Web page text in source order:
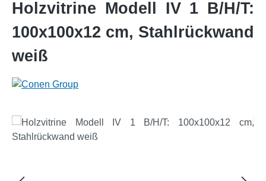
Holzvitrine Modell IV 1 B/H/T:
100x100x12 cm, Stahlrückwand
weiß
Bildergalerie überspringen